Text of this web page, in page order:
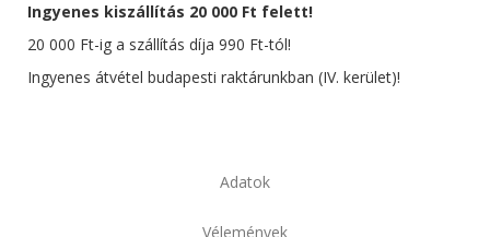
Ingyenes kiszállítás 20 000 Ft felett!
20 000 Ft-ig a szállítás díja 990 Ft-tól!
Ingyenes átvétel budapesti raktárunkban (IV. kerület)!
Adatok
Vélemények